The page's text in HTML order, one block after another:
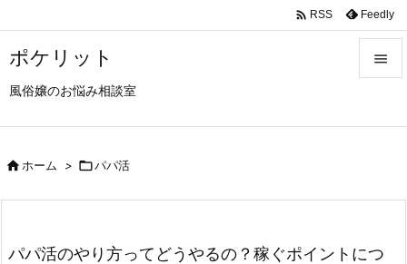
ポケリット
風俗嬢のお悩み相談室

次へ
 RSS Feedly
ホーム > パパ活
パパ活のやり方ってどうやるの？稼ぐポイントにつ